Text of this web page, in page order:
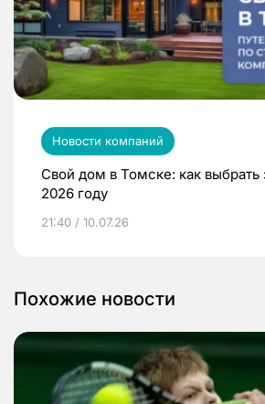
Новости компаний
Свой дом в Томске: как выбрать
2026 году
21:40 / 10.07.26
Похожие новости